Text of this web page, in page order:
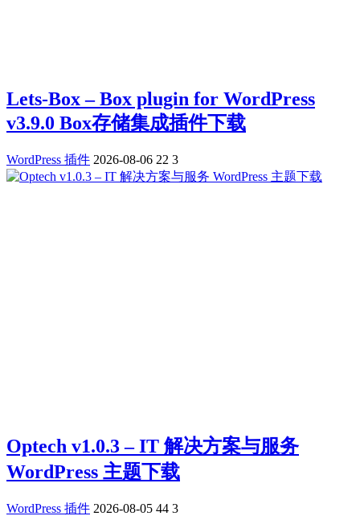
Lets-Box – Box plugin for WordPress
v3.9.0 Box存储集成插件下载
WordPress 插件 2026-08-06 22 3
Optech v1.0.3 – IT 解决方案与服务
WordPress 主题下载
WordPress 插件 2026-08-05 44 3